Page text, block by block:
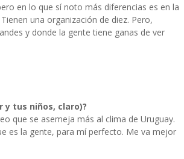
en lo que sí noto más diferencias es en la
una organización de diez. Pero,
y donde la gente tiene ganas de ver
y tus niños, claro)?
que se asemeja más al clima de Uruguay.
es la gente, para mí perfecto. Me va mejor